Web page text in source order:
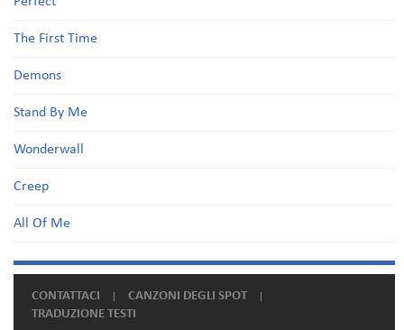
The First Time
Demons
Stand By Me
Wonderwall
Creep
All Of Me
CONTATTACI
CANZONI DEGLI SPOT
TRADUZIONE TESTI